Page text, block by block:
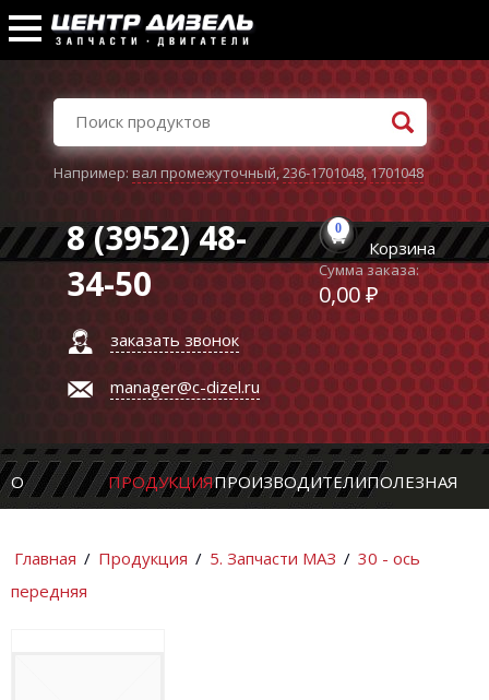
Например:вал промежуточный,236-1701048,1701048
8 (3952) 48-
34-50
заказать звонок
manager@c-dizel.ru
0
Корзина
Сумма заказа:
0,00 ₽
О ПРОДУКЦИЯПРОИЗВОДИТЕЛИПОЛЕЗНАЯ
Главная / Продукция / 5. Запчасти МАЗ / 30 - ось
передняя